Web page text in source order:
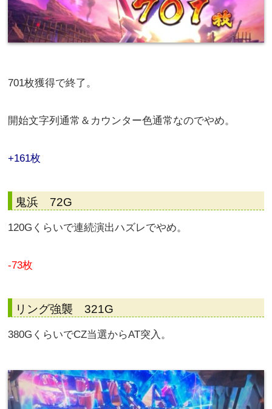
701枚獲得で終了。
開始文字列通常＆カウンター色通常なのでやめ。
+161枚
鬼浜 72G
120Gくらいで連続演出ハズレでやめ。
-73枚
リング強襲 321G
380GくらいでCZ当選からAT突入。